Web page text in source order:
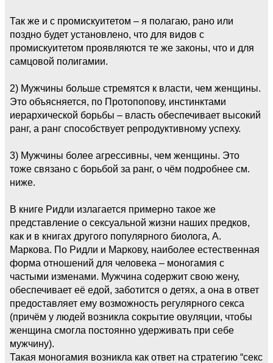
Так же и с промискуитетом – я полагаю, рано или
поздно будет установлено, что для видов с
промискуитетом проявляются те же законы, что и для
самцовой полигамии.
2) Мужчины больше стремятся к власти, чем женщины.
Это объясняется, по Протопопову, инстинктами
иерархической борьбы – власть обеспечивает высокий
ранг, а ранг способствует репродуктивному успеху.
3) Мужчины более агрессивны, чем женщины. Это
тоже связано с борьбой за ранг, о чём подробнее см.
ниже.
В книге Ридли излагается примерно такое же
представление о сексуальной жизни наших предков,
как и в книгах другого популярного биолога, А.
Маркова. По Ридли и Маркову, наиболее естественная
форма отношений для человека – моногамия с
частыми изменами. Мужчина содержит свою жену,
обеспечивает её едой, заботится о детях, а она в ответ
предоставляет ему возможность регулярного секса
(причём у людей возникла сокрытие овуляции, чтобы
женщина смогла постоянно удерживать при себе
мужчину).
Такая моногамия возникла как ответ на стратегию “секс